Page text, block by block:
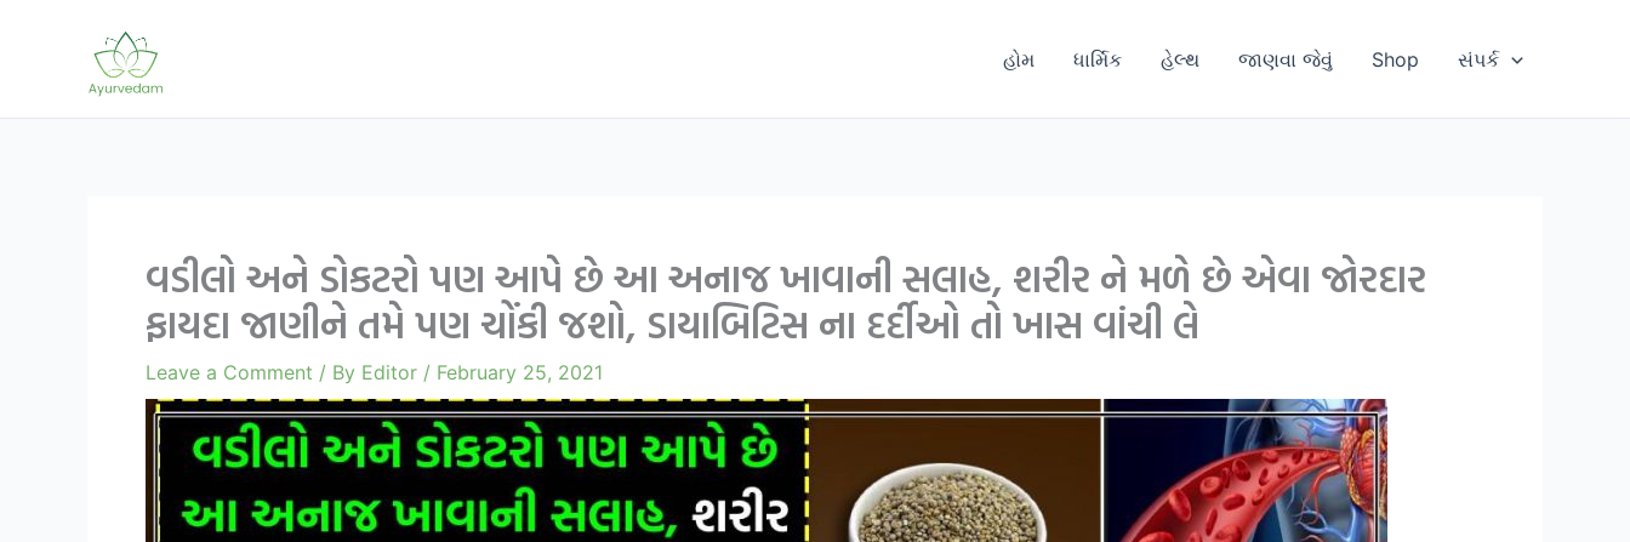
હોમ ધાર્મિક હેલ્થ જાણવા જેવું Shop સંપર્ક
વડીલો અને ડોકટરો પણ આપે છે આ અનાજ ખાવાની સલાહ, શરીર ને મળે છે એવા જોરદાર
ફાયદા જાણીને તમે પણ ચોંકી જશો, ડાયાબિટિસ ના દર્દીઓ તો ખાસ વાંચી લે
Leave a Comment / By Editor / February 25, 2021